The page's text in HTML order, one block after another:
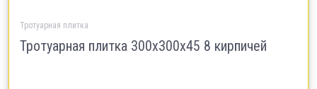
Тротуарная плитка
Тротуарная плитка 300х300х45 8 кирпичей